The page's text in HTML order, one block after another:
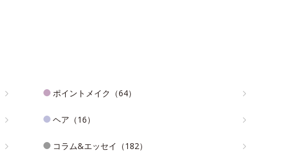
ポイントメイク（64）
ヘア（16）
コラム&エッセイ（182）